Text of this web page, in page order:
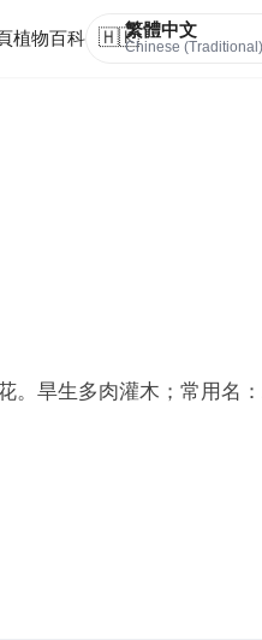
植物百科 🇭🇰繁體中文
Chinese (Traditional)
旱生多肉灌木；常用名：